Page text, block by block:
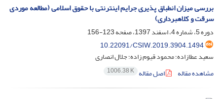
بررسی میزان انطباق پذیری جرایم اینترنتی با حقوق اسلامی (مطالعه موردی
سرقت و کلاهبرداری)
دوره 5، شماره 4، اسفند 1397، صفحه
123-156
10.22091/CSIW.2019.3904.1494
سعید عطازاده؛ محمود قیوم زاده؛ جلال انصاری
مشاهده مقاله
اصل مقاله 1006.38 K